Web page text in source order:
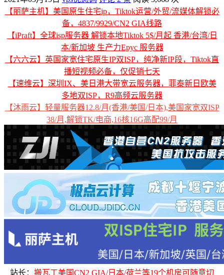
【丽萨主机】美国原生住宅ip，Tiktok运营/外贸/流媒体解锁必
备，4837/9929/CN2 GIA线路
【iPraft】全球isp服务器 解锁本地Tiktok 5$/月起 香港/台湾/日
本/新加坡 生产力Epyc 服务器
【六六云】英国家宽住宅原生IP双ISP，纯净新IP段，Tiktok直
播短视频必备，仅促销七天
【速维云】深圳IX、美日港大带宽云服务器，菲泰新日欧美
多地双ISP，R9高频云服务器
【沐雨云】轻量服务器12.8/月(香港/美国/日本),美国家宽双ISP
38/月,解锁TK/电商,16核16G高配99/月
站长： 搬瓦工美国CN2 GIA/日本/荷兰等19个机房可随意切